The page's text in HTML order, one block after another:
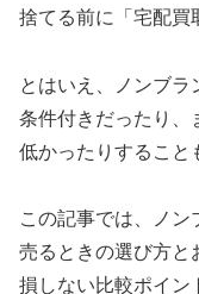
捨てる前に「宅配買
とはいえ、ノンブラ
条件付きだったり、
低かったりすること
この記事では、ノン
売るときの選び方と
損しない比較ポイン